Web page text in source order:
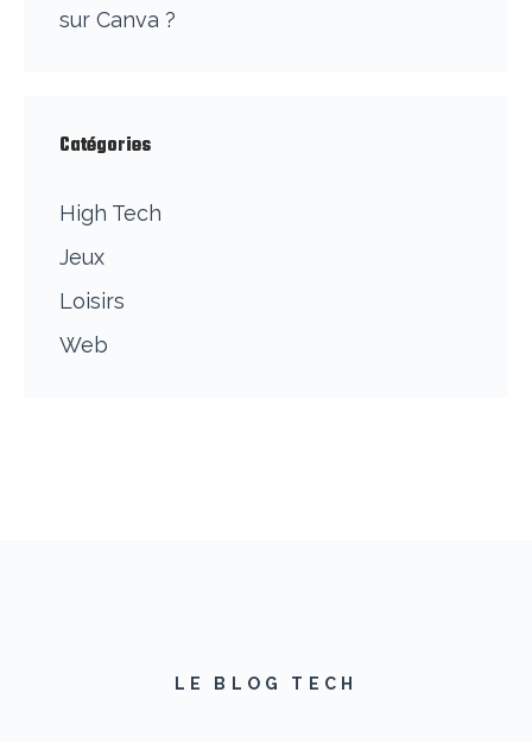
sur Canva ?
Catégories
High Tech
Jeux
Loisirs
Web
LE BLOG TECH